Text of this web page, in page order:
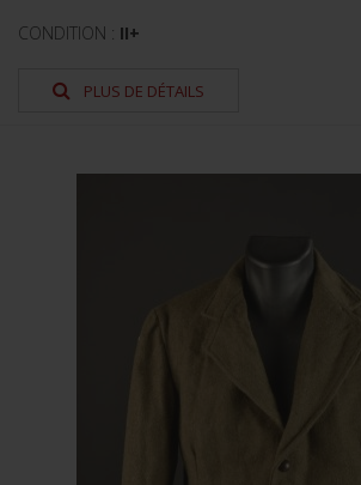
CONDITION : II+
PLUS DE DÉTAILS